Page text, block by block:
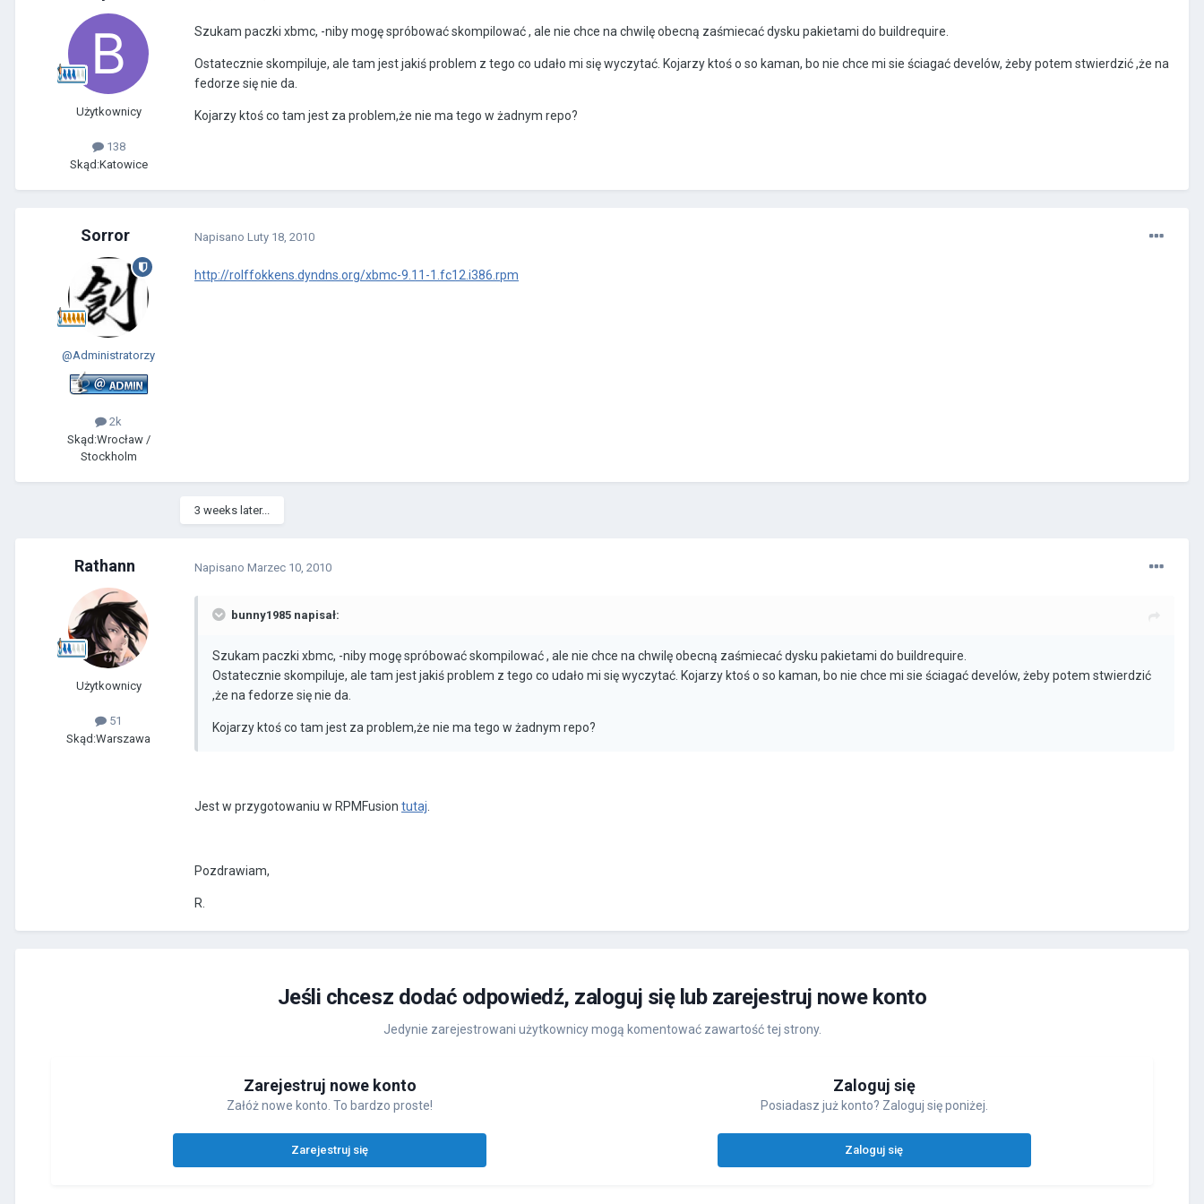
Użytkownicy
138
Skąd:Katowice
Szukam paczki xbmc, -niby mogę spróbować skompilować , ale nie chce na chwilę obecną zaśmiecać dysku pakietami do buildrequire.
Ostatecznie skompiluje, ale tam jest jakiś problem z tego co udało mi się wyczytać. Kojarzy ktoś o so kaman, bo nie chce mi sie ściagać develów, żeby potem stwierdzić ,że na
fedorze się nie da.
Kojarzy ktoś co tam jest za problem,że nie ma tego w żadnym repo?
Sorror
@Administratorzy
2k
Skąd:Wrocław /
Stockholm
Napisano Luty 18, 2010
http://rolffokkens.dyndns.org/xbmc-9.11-1.fc12.i386.rpm
3 weeks later...
Rathann
Użytkownicy
51
Skąd:Warszawa
Napisano Marzec 10, 2010
bunny1985 napisał:
Szukam paczki xbmc, -niby mogę spróbować skompilować , ale nie chce na chwilę obecną zaśmiecać dysku pakietami do buildrequire.
Ostatecznie skompiluje, ale tam jest jakiś problem z tego co udało mi się wyczytać. Kojarzy ktoś o so kaman, bo nie chce mi sie ściagać develów, żeby potem stwierdzić
,że na fedorze się nie da.
Kojarzy ktoś co tam jest za problem,że nie ma tego w żadnym repo?
Jest w przygotowaniu w RPMFusion tutaj.
Pozdrawiam,
R.
Jeśli chcesz dodać odpowiedź, zaloguj się lub zarejestruj nowe konto
Jedynie zarejestrowani użytkownicy mogą komentować zawartość tej strony.
Zarejestruj nowe konto
Załóż nowe konto. To bardzo proste!
Zarejestruj się
Zaloguj się
Posiadasz już konto? Zaloguj się poniżej.
Zaloguj się